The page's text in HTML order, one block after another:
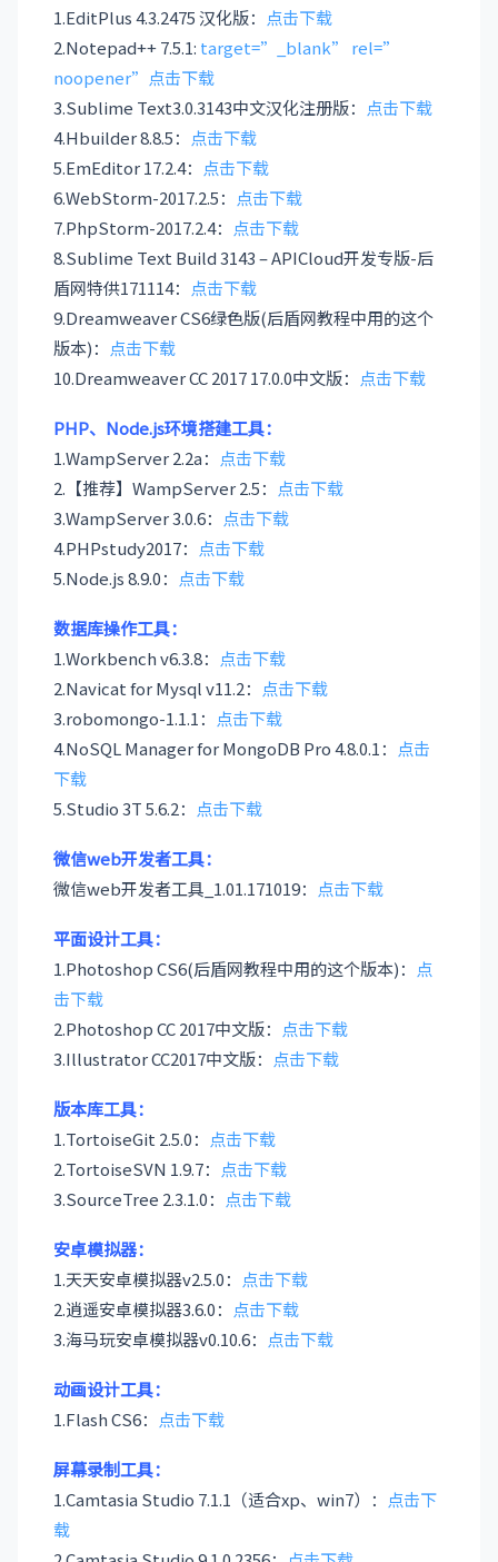
1.EditPlus 4.3.2475 汉化版： 点击下载
2.Notepad++ 7.5.1: target=”_blank” rel=”
noopener”点击下载
3.Sublime Text3.0.3143中文汉化注册版： 点击下载
4.Hbuilder 8.8.5： 点击下载
5.EmEditor 17.2.4： 点击下载
6.WebStorm-2017.2.5： 点击下载
7.PhpStorm-2017.2.4： 点击下载
8.Sublime Text Build 3143 – APICloud开发专版-后
盾网特供171114： 点击下载
9.Dreamweaver CS6绿色版(后盾网教程中用的这个
版本)： 点击下载
10.Dreamweaver CC 2017 17.0.0中文版： 点击下载
PHP、Node.js环境搭建工具：
1.WampServer 2.2a： 点击下载
2.【推荐】WampServer 2.5： 点击下载
3.WampServer 3.0.6： 点击下载
4.PHPstudy2017： 点击下载
5.Node.js 8.9.0： 点击下载
数据库操作工具：
1.Workbench v6.3.8： 点击下载
2.Navicat for Mysql v11.2： 点击下载
3.robomongo-1.1.1： 点击下载
4.NoSQL Manager for MongoDB Pro 4.8.0.1： 点击
下载
5.Studio 3T 5.6.2： 点击下载
微信web开发者工具：
微信web开发者工具_1.01.171019： 点击下载
平面设计工具：
1.Photoshop CS6(后盾网教程中用的这个版本)： 点
击下载
2.Photoshop CC 2017中文版： 点击下载
3.Illustrator CC2017中文版： 点击下载
版本库工具：
1.TortoiseGit 2.5.0： 点击下载
2.TortoiseSVN 1.9.7： 点击下载
3.SourceTree 2.3.1.0： 点击下载
安卓模拟器：
1.天天安卓模拟器v2.5.0： 点击下载
2.逍遥安卓模拟器3.6.0： 点击下载
3.海马玩安卓模拟器v0.10.6： 点击下载
动画设计工具：
1.Flash CS6： 点击下载
屏幕录制工具：
1.Camtasia Studio 7.1.1（适合xp、win7）： 点击下
载